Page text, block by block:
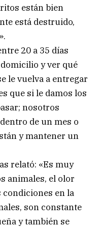
están bien
está destruido,
20 a 35 días
y ver qué
le vuelva a entregar
que si le damos los
nosotros
de un mes o
y mantener un
relató: «Es muy
animales, el olor
condiciones en la
son constante
y también se